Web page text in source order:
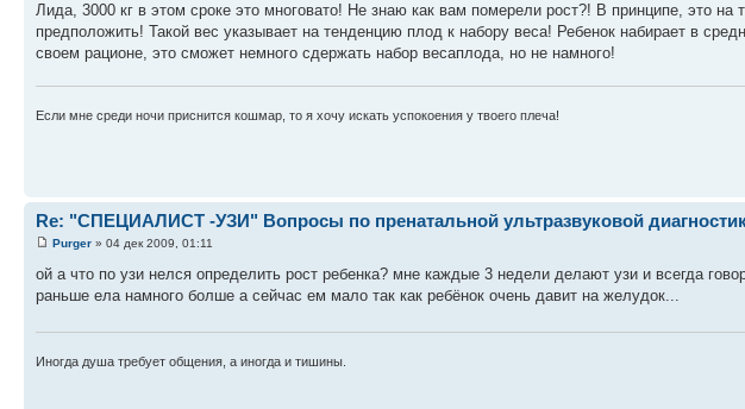
Лида, 3000 кг в этом сроке это многовато! Не знаю как вам померели рост?! В принципе, это
предположить! Такой вес указывает на тенденцию плод к набору веса! Ребенок набирает в
своем рационе, это сможет немного сдержать набор весаплода, но не намного!
Если мне среди ночи приснится кошмар, то я хочу искать успокоения у твоего плеча!
Re: "СПЕЦИАЛИСТ -УЗИ" Вопросы по пренатальной ультразвуковой
Purger » 04 дек 2009, 01:11
ой а что по узи нелся определить рост ребенка? мне каждые 3 недели делают узи и всегда
раньше ела намного болше а сейчас ем мало так как ребёнок очень давит на желудок...
Иногда душа требует общения, а иногда и тишины.